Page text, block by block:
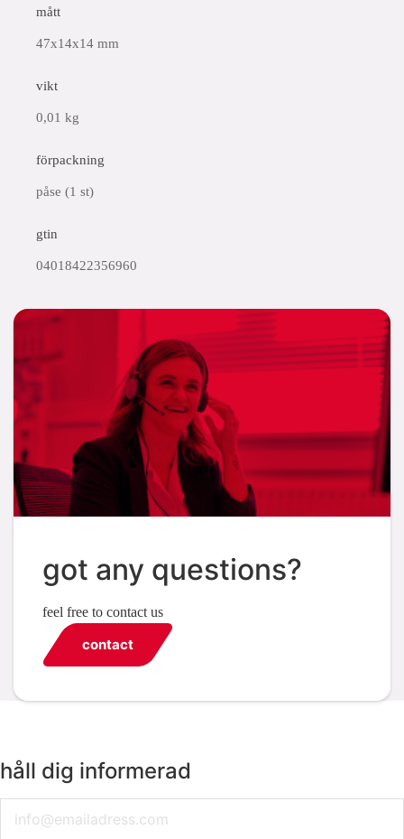
mått
47x14x14 mm
vikt
0,01 kg
förpackning
påse (1 st)
gtin
04018422356960
got any questions?
feel free to contact us
contact
håll dig informerad